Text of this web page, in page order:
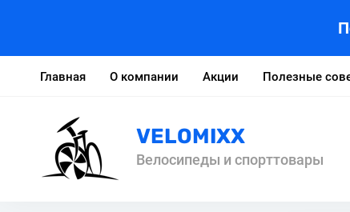
Главная О компании Акции Полезные
VELOMIXX
Велосипеды и спорттовары